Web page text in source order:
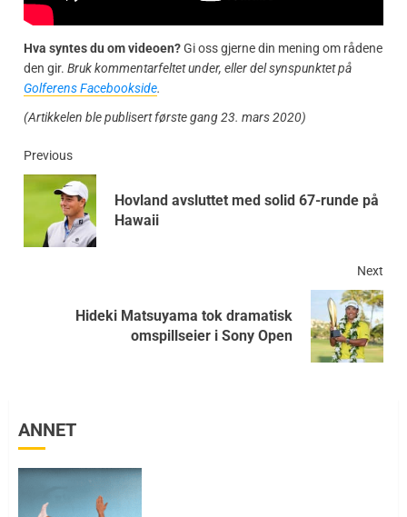
Hva syntes du om videoen?Gi oss gjerne din mening om rådene
den gir. Bruk kommentarfeltet under, eller del synspunktet på
Golferens Facebookside.
(Artikkelen ble publisert første gang 23. mars 2020)
Previous
Hovland avsluttet med solid 67-runde på
Hawaii
Next
Hideki Matsuyama tok dramatisk
omspillseier i Sony Open
ANNET